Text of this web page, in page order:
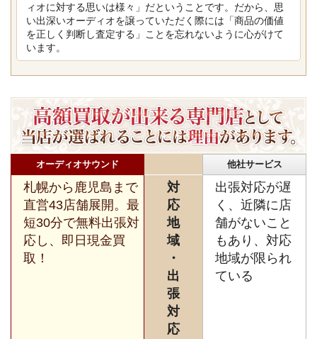
ィオに対する思いは様々」だということです。だから、思
い出深いオーディオを譲っていただく際には「商品の価値
を正しく判断し査定する」ことを忘れないように心がけて
います。
オーディオサウンド 他社サービス
札幌から鹿児島まで
直営43店舗展開。最
短30分で無料出張対
応し、即日現金買
取！
対
応
地
域
・
出
張
対
応
出張対応が遅
く、近隣に店
舗がないこと
もあり、対応
地域が限られ
ている